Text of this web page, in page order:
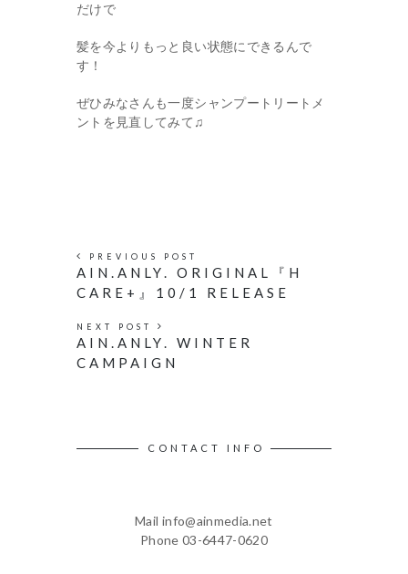
だけで
髪を今よりもっと良い状態にできるんで
す！
ぜひみなさんも一度シャンプートリートメ
ントを見直してみて♫
PREVIOUS POST
AIN.ANLY. ORIGINAL『H
CARE+』10/1 RELEASE
NEXT POST
AIN.ANLY. WINTER
CAMPAIGN
CONTACT INFO
Mail info@ainmedia.net
Phone 03-6447-0620